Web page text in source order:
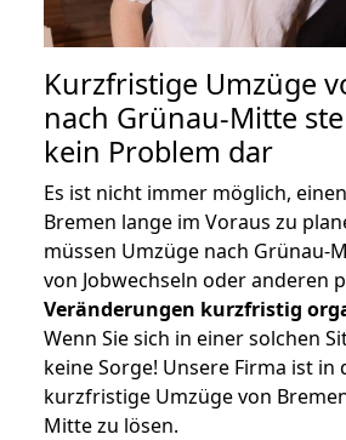
Kurzfristige Umzüge
nach Grünau-Mitte
kein Problem dar
Es ist nicht immer möglich,
Bremen lange im Voraus zu
müssen Umzüge nach Grünau-
von Jobwechseln oder anderen
Veränderungen kurzfristig
Wenn Sie sich in einer solchen
keine Sorge! Unsere Firma ist in
kurzfristige Umzüge von
Mitte zu lösen.